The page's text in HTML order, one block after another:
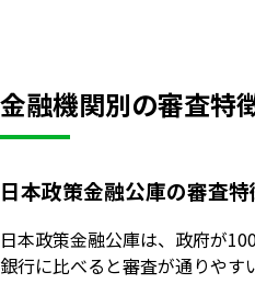
金融機関別の審査特
日本政策金融公庫の審査特
日本政策金融公庫は、政府が
銀行に比べると審査が通りや